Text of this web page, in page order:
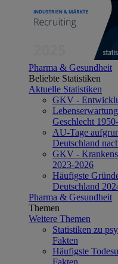
Pharma & Gesundheit
Beliebte Statistiken
Aktuelle Statistiken
GKV -
Geschlecht
AU-Tage
Deutschland
GKV -
2023-2026
Häufigste
Deutschland
Pharma & Gesundheit
Themen
Weitere Themen
Statistiken zu
Fakten
Häufigste
Fakten